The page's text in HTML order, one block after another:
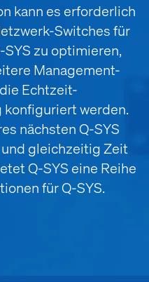
kann es erforderlich
Switches für
zu optimieren,
Management-
Echtzeit-
werden.
nächsten Q-SYS
gleichzeitig Zeit
Q-SYS eine Reihe
für Q-SYS.